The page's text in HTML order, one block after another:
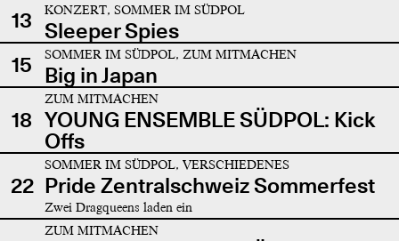
13
KONZERT, SOMMER IM SÜDPOL
Sleeper Spies
15
SOMMER IM SÜDPOL, ZUM MITMACHEN
Big in Japan
18
ZUM MITMACHEN
YOUNG ENSEMBLE SÜDPOL: Kick
Offs
22
SOMMER IM SÜDPOL, VERSCHIEDENES
Pride Zentralschweiz Sommerfest
Zwei Dragqueens laden ein
ZUM MITMACHEN